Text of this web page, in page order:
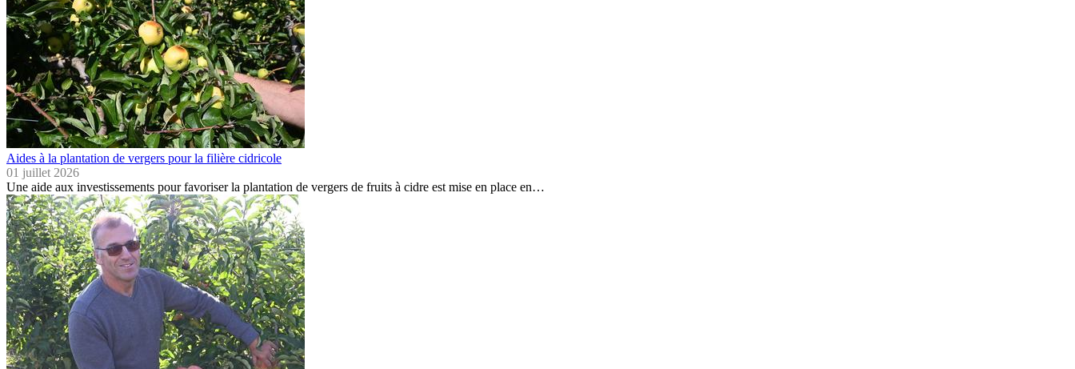
Aides à la plantation de vergers pour la filière cidricole
01 juillet 2026
Une aide aux investissements pour favoriser la plantation de vergers de fruits à cidre est mise en place en…